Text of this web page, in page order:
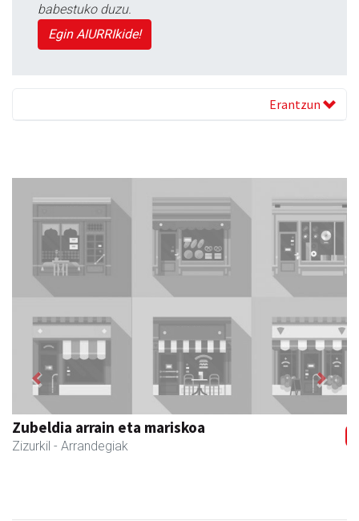
babestuko duzu.
Egin AIURRIkide!
Erantzun
Zizurkilgo Udala
Zizurkil - Udaletxeak
Previous Next